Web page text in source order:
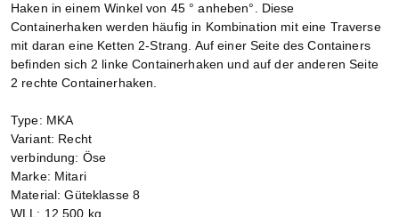
Haken in einem Winkel von 45 ° anheben°. Diese
Containerhaken werden häufig in Kombination mit eine Traverse
mit daran eine Ketten 2-Strang. Auf einer Seite des Containers
befinden sich 2 linke Containerhaken und auf der anderen Seite
2 rechte Containerhaken.
Type: MKA
Variant: Recht
verbindung: Öse
Marke: Mitari
Material: Güteklasse 8
WLL: 12.500 kg